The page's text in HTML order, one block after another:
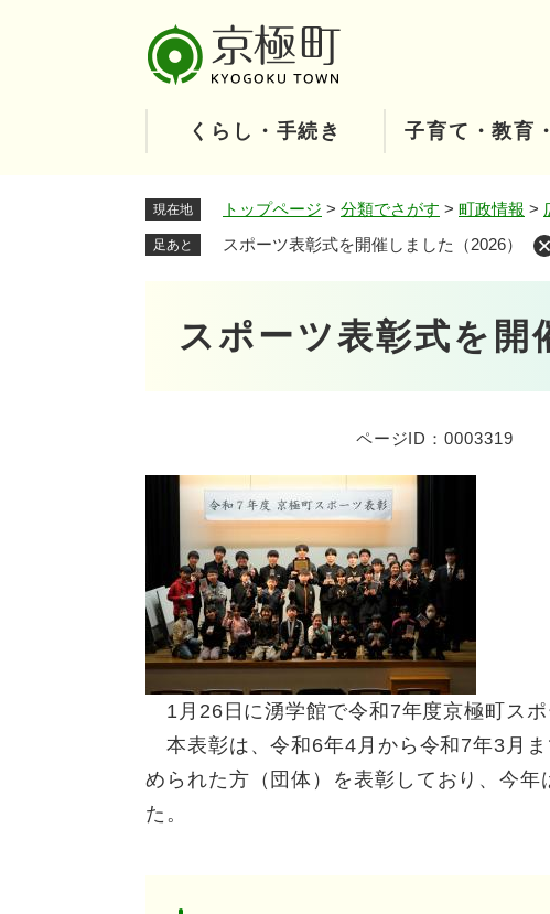
くらし・手続き 子育て・教育
現在地 トップページ > 分類でさがす > 町政情報 >
足あと スポーツ表彰式を開催しました（2026）
スポーツ表彰式を
ページID：0003319
1月26日に湧学館で令和7年度京極町スポ
本表彰は、令和6年4月から令和7年3月
められた方（団体）を表彰しており、今
た。